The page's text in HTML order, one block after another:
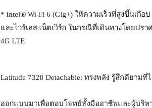
* Intel® Wi-Fi 6 (Gig+) ให้ความเร็วที่สูงขึ้นเกื
และไวร์เลส เน็ตเวิร์ก ในกรณีที่เดินทางโดยปร
4G LTE
Latitude 7320 Detachable: ทรงพลัง รู้สึกดียามที่
ออกแบบมาเพื่อตอบโจทย์ทั้งมืออาชีพและผู้บริห